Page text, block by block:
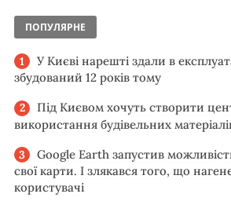
ПОПУЛЯРНЕ
У Києві нарешті здали в
збудований 12 років тому
Під Києвом хочуть створити
використання будівельних
Google Earth запустив
свої карти. І злякався того, що
користувачі